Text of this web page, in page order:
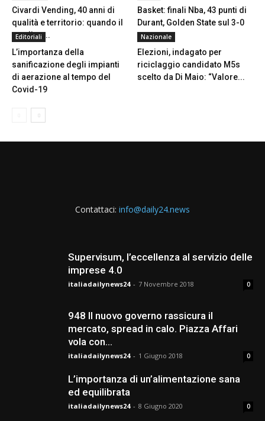
Civardi Vending, 40 anni di
qualità e territorio: quando il
vending...
Basket: finali Nba, 43 punti di
Durant, Golden State sul 3-0
Editoriali
L’importanza della
sanificazione degli impianti
di aerazione al tempo del
Covid-19
Nazionale
Elezioni, indagato per
riciclaggio candidato M5s
scelto da Di Maio: “Valore...
Contattaci: info@daily24.news
Supervisum, l’eccellenza al servizio delle
imprese 4.0
italiadailynews24 - 7 Novembre 2018 0
948 Il nuovo governo rassicura il
mercato, spread in calo. Piazza Affari
vola con...
italiadailynews24 - 1 Giugno 2018 0
L’importanza di un’alimentazione sana
ed equilibrata
italiadailynews24 - 8 Giugno 2020 0